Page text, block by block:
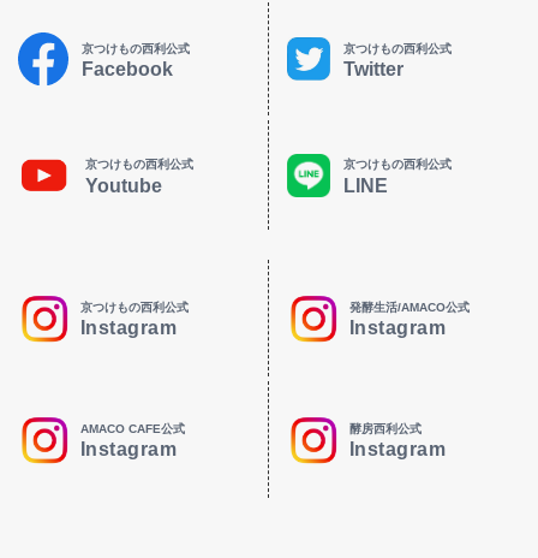
京つけもの西利公式
Facebook
京つけもの西利公式
Twitter
京つけもの西利公式
Youtube
京つけもの西利公式
LINE
京つけもの西利公式
Instagram
発酵生活/AMACO公式
Instagram
AMACO CAFE公式
Instagram
酵房西利公式
Instagram